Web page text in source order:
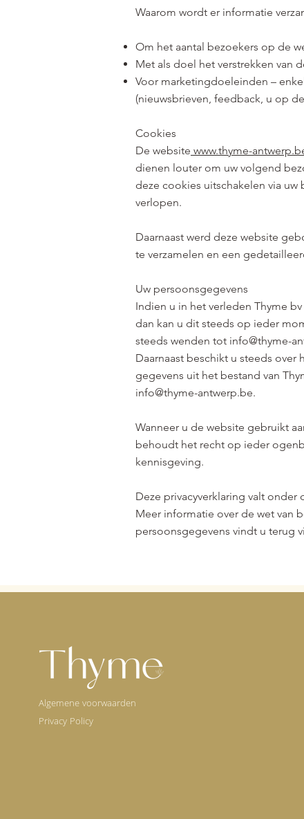
Waarom wordt er informatie
Om het aantal bezoekers op de
Met als doel het verstrekken van
Voor marketingdoeleinden –
(nieuwsbrieven, feedback, u op
Cookies
De website www.thyme-
dienen louter om uw volgend
deze cookies uitschakelen via
verlopen.
Daarnaast werd deze website
te verzamelen en een
Uw persoonsgegevens
Indien u in het verleden Thyme
dan kan u dit steeds op ieder
steeds wenden tot info@thyme-
Daarnaast beschikt u steeds
gegevens uit het bestand van
info@thyme-antwerp.be.
Wanneer u de website gebruikt
behoudt het recht op ieder
kennisgeving.
Deze privacyverklaring valt onder
Meer informatie over de wet van
persoonsgegevens vindt u terug
Algemene voorwaarden
Privacy Policy